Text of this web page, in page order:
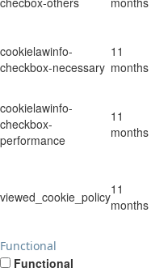
cookielawinfo-
checkbox-necessary
11
months
cookielawinfo-
checkbox-
performance
11
months
viewed_cookie_policy11
months
Functional
Functional